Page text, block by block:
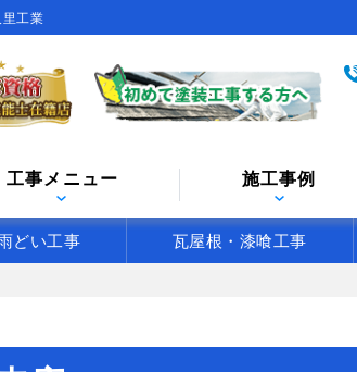
工業
工事メニュー 施工事例
どい工事 瓦屋根・漆喰工事